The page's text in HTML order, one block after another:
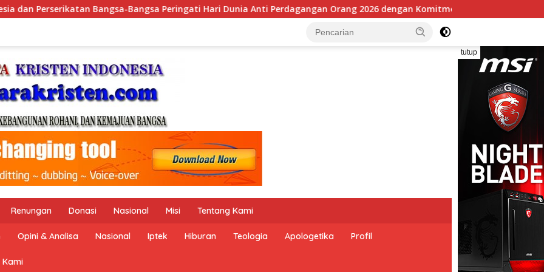
Peringati Hari Dunia Anti Perdagangan Orang 2026 dengan Komitmen Baru untuk Memberantas Perdagangan Orang di
tutup
Renungan Donasi Nasional Misi Tentang Kami
Opini & Analisa Nasional Iptek Hiburan Teologia Apologetika Profil
Kami